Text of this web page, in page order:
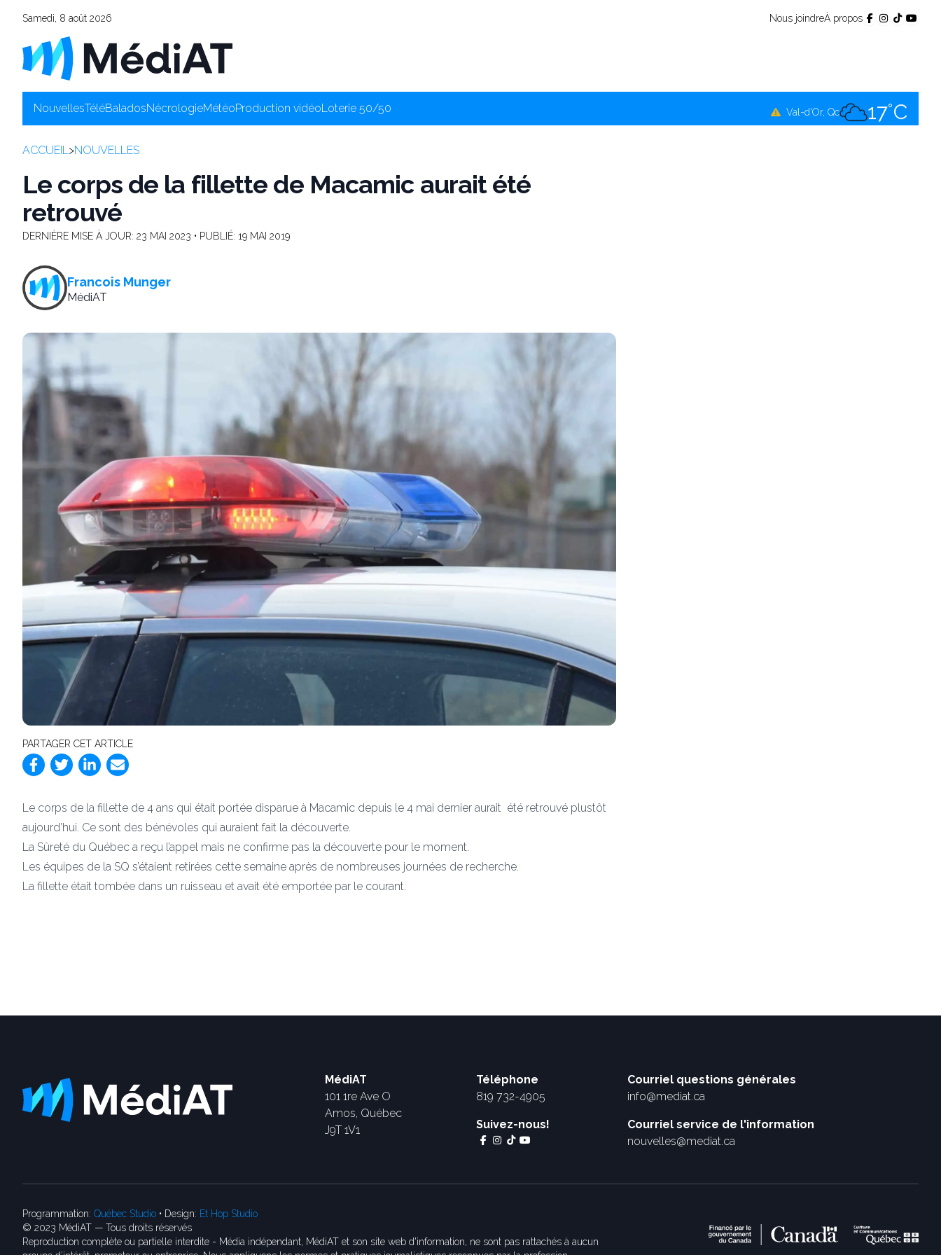
Samedi, 8 août 2026 Nous joindreÀ propos
NouvellesTéléBaladosNécrologieMétéoProduction vidéoLoterie 50/50 Val-d'Or, Qc 17°C
ACCUEIL>NOUVELLES
Le corps de la fillette de Macamic aurait été
retrouvé
DERNIÈRE MISE À JOUR: 23 MAI 2023 • PUBLIÉ: 19 MAI 2019
Francois Munger
MédiAT
PARTAGER CET ARTICLE
Le corps de la fillette de 4 ans qui était portée disparue à Macamic depuis le 4 mai dernier aurait été retrouvé plustôt
aujourd’hui. Ce sont des bénévoles qui auraient fait la découverte.
La Sûreté du Québec a reçu l’appel mais ne confirme pas la découverte pour le moment.
Les équipes de la SQ s’étaient retirées cette semaine après de nombreuses journées de recherche.
La fillette était tombée dans un ruisseau et avait été emportée par le courant.
MédiAT
101 1re Ave O
Amos, Québec
J9T 1V1
Téléphone
819 732-4905
Suivez-nous!
Courriel questions générales
info@mediat.ca
Courriel service de l'information
nouvelles@mediat.ca
Programmation: Québec Studio • Design: Et Hop Studio
© 2023 MédiAT — Tous droits réservés
Reproduction complète ou partielle interdite - Média indépendant, MédiAT et son site web d'information, ne sont pas rattachés à aucun